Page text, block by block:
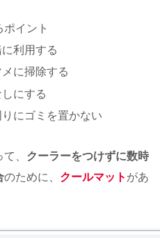
イント
利用する
に掃除する
にする
にゴミを置かない
、 クーラーをつけずに数時
のために、 クールマット があ